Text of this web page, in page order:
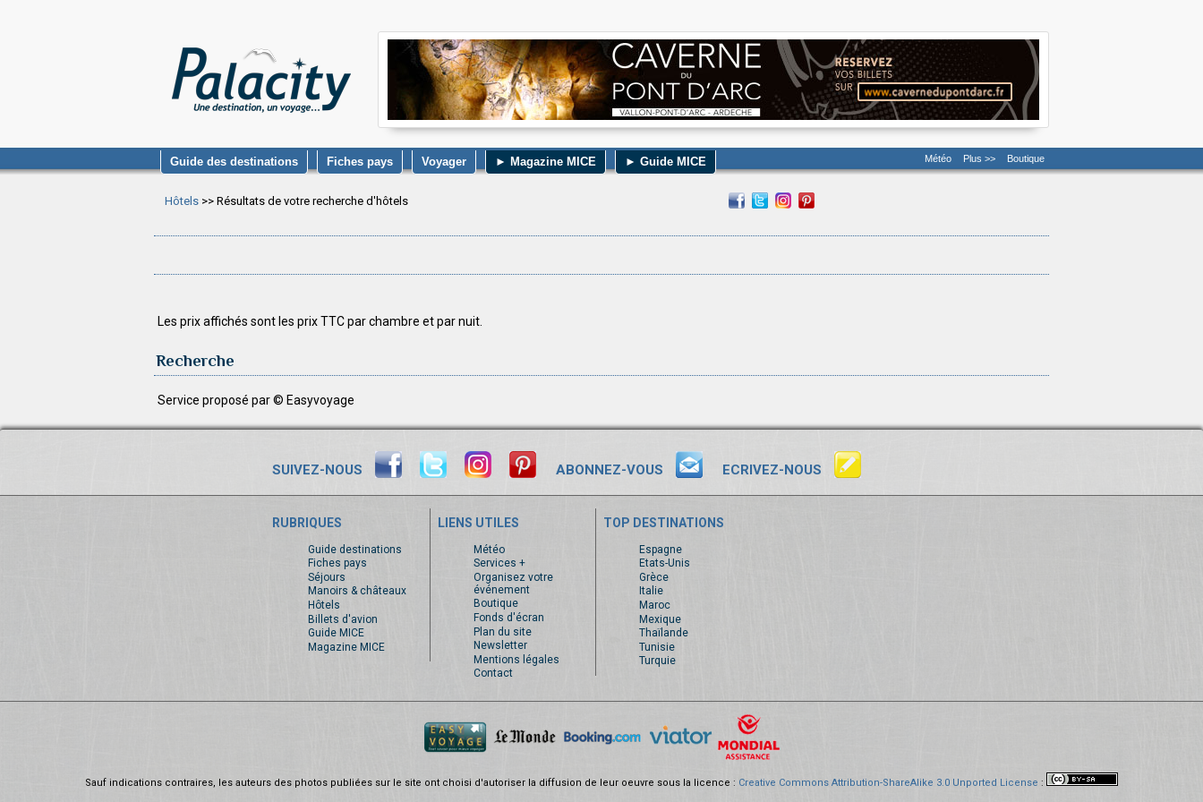
Guide des destinations Fiches pays Voyager ► Magazine MICE ► Guide MICE Météo Plus >> Boutique
Hôtels >> Résultats de votre recherche d'hôtels
Les prix affichés sont les prix TTC par chambre et par nuit.
Recherche
Service proposé par © Easyvoyage
SUIVEZ-NOUS ABONNEZ-VOUS ECRIVEZ-NOUS
RUBRIQUES
Guide destinations
Fiches pays
Séjours
Manoirs & châteaux
Hôtels
Billets d'avion
Guide MICE
Magazine MICE
LIENS UTILES
Météo
Services +
Organisez votre
événement
Boutique
Fonds d'écran
Plan du site
Newsletter
Mentions légales
Contact
TOP DESTINATIONS
Espagne
Etats-Unis
Grèce
Italie
Maroc
Mexique
Thaïlande
Tunisie
Turquie
Sauf indications contraires, les auteurs des photos publiées sur le site ont choisi d'autoriser la diffusion de leur oeuvre sous la licence : Creative Commons Attribution-ShareAlike 3.0 Unported License :